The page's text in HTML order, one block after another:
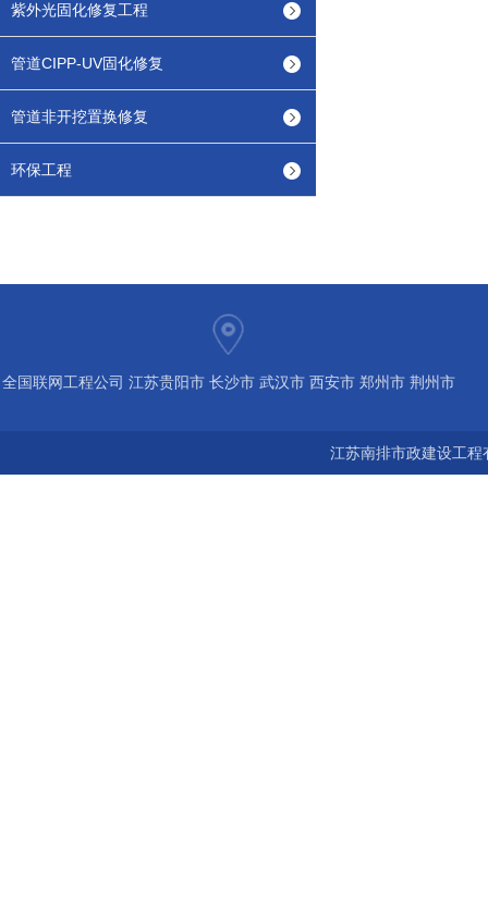
紫外光固化修复工程
管道CIPP-UV固化修复
管道非开挖置换修复
环保工程
全国联网工程公司 江苏贵阳市 长沙市 武汉市 西安市 郑州市 荆州市
江苏南排市政建设工